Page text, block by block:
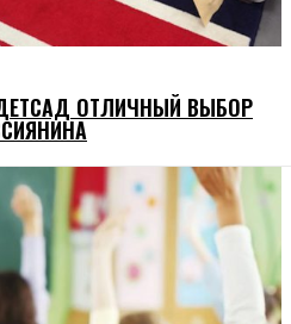
ОТЛИЧНЫЙ ВЫБОР